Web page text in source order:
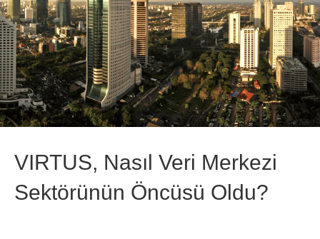
VIRTUS, Nasıl Veri Merkezi
Sektörünün Öncüsü Oldu?